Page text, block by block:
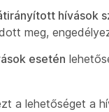
hívások
meg,
esetén
a lehetőséget a